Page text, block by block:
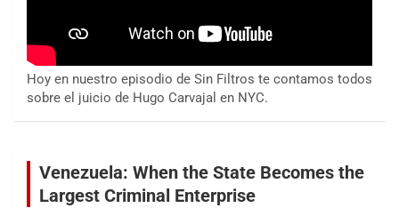
Hoy en nuestro episodio de Sin Filtros te contamos todos
sobre el juicio de Hugo Carvajal en NYC.
Venezuela: When the State Becomes the
Largest Criminal Enterprise